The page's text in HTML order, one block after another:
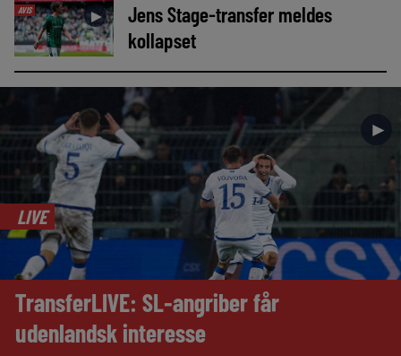
AVIS ►
Jens Stage-transfer meldes
kollapset
►
LIVE
TransferLIVE: SL-angriber får
udenlandsk interesse